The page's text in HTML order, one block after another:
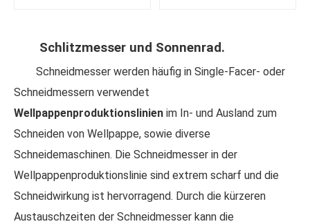
Schlitzmesser und Sonnenrad.
Schneidmesser werden häufig in Single-Facer- oder
Schneidmessern verwendet
Wellpappenproduktionslinien im In- und Ausland zum
Schneiden von Wellpappe, sowie diverse
Schneidemaschinen. Die Schneidmesser in der
Wellpappenproduktionslinie sind extrem scharf und die
Schneidwirkung ist hervorragend. Durch die kürzeren
Austauschzeiten der Schneidmesser kann die